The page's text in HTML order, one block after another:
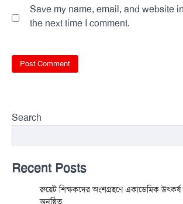
Save my name, email, and website
the next time I comment.
Search
Recent Posts
রুয়েট শিক্ষকদের অংশগ্রহণে একাডেমিক উৎকর্ষ
অনুষ্ঠিত